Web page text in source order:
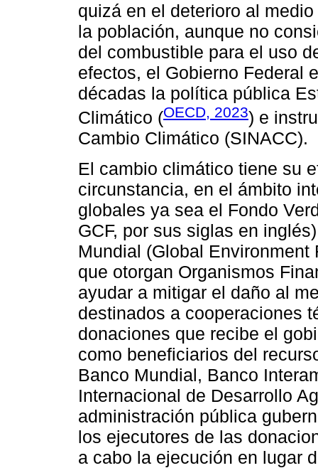
quizá en el deterioro al
la población, aunque no
del combustible para el uso
efectos, el Gobierno Federal
décadas la política pública
Climático (OECD, 2023) e
Cambio Climático (SINACC).
El cambio climático tiene su
circunstancia, en el ámbito
globales ya sea el Fondo
GCF, por sus siglas en
Mundial (Global
que otorgan Organismos
ayudar a mitigar el daño al
destinados a cooperaciones
donaciones que recibe el
como beneficiarios del
Banco Mundial, Banco
Internacional de Desarrollo
administración pública
los ejecutores de las
a cabo la ejecución en lugar